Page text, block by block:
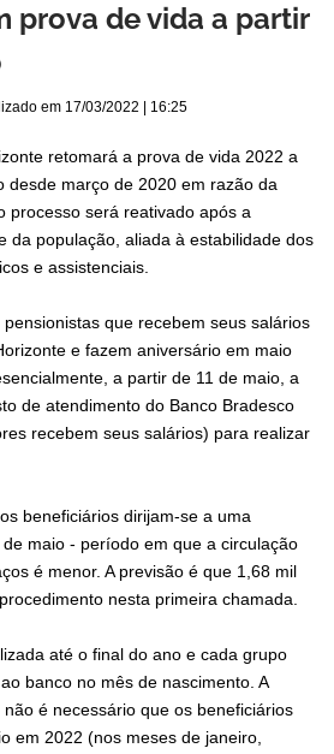
prova de vida a partir
em 17/03/2022 | 16:25
retomará a prova de vida 2022 a
desde março de 2020 em razão da
processo será reativado após a
da população, aliada à estabilidade dos
e assistenciais.
que recebem seus salários
e fazem aniversário em maio
a partir de 11 de maio, a
de atendimento do Banco Bradesco
recebem seus salários) para realizar
beneficiários dirijam-se a uma
maio - período em que a circulação
é menor. A previsão é que 1,68 mil
nesta primeira chamada.
até o final do ano e cada grupo
banco no mês de nascimento. A
é necessário que os beneficiários
em 2022 (nos meses de janeiro,